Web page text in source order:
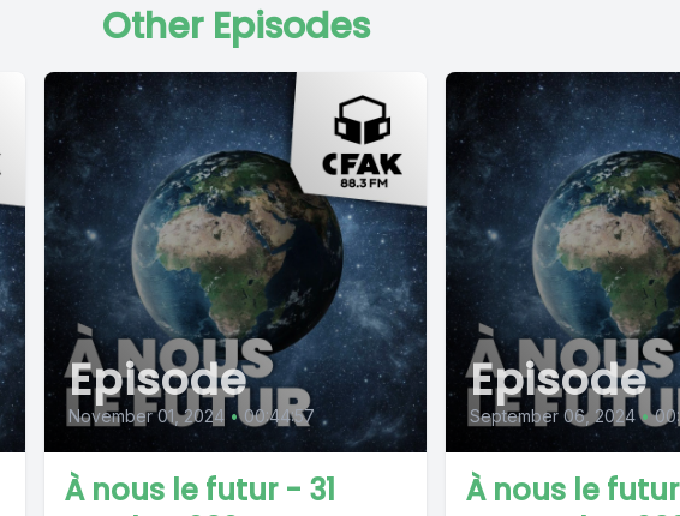
Other Episodes
Episode
November 01, 2024 • 00:44:57
À nous le futur - 31
Episode
September 06, 2024 •
À nous le